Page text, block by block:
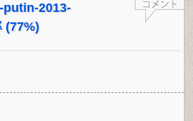
putin-2013-
(77%)